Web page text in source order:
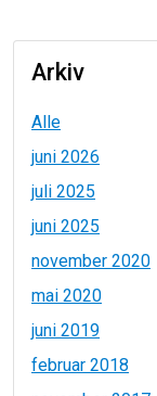
Arkiv
Alle
juni 2026
juli 2025
juni 2025
november 2020
mai 2020
juni 2019
februar 2018